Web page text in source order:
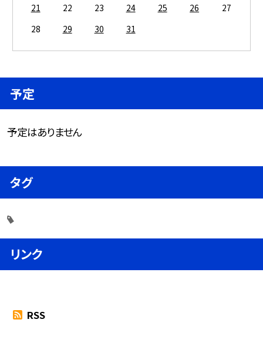
21
22 23 24 25 26
27
28
29 30 31
予定
予定はありません
タグ
リンク
RSS